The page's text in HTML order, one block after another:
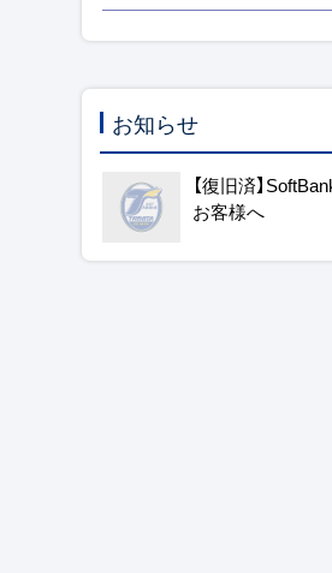
お知らせ
【復旧済】
お客様へ